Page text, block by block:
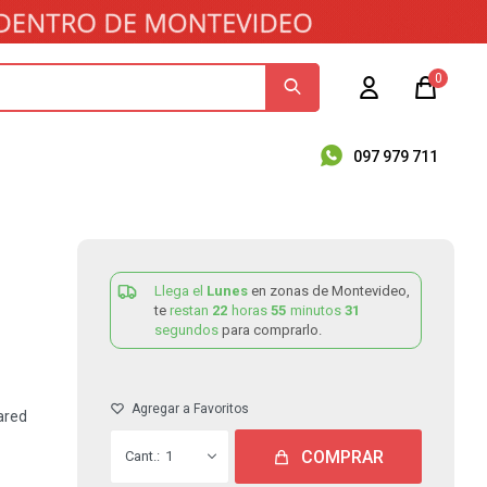
097 979 711
0
Llega el Lunes en zonas de Montevideo,
te restan 22 horas 55 minutos 31
segundos para comprarlo.
1 COMPRAR